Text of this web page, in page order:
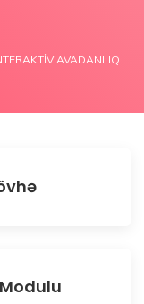
AVADANLIQ